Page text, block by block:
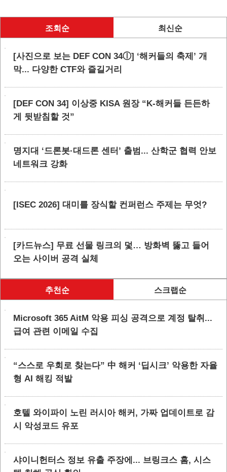
조회순 최신순
[사진으로 보는 DEF CON 34ⓛ] ‘해커들의 축제’ 개
막... 다양한 CTF와 즐길거리
[DEF CON 34] 이상중 KISA 원장 “K-해커들 든든하
게 뒷받침할 것”
명지대 ‘드론봇·대드론 센터’ 출범... 산학군 협력 안보
네트워크 강화
[ISEC 2026] 대미를 장식할 컨퍼런스 주제는 무엇?
[카드뉴스] 무료 선물 링크의 덫… 방화벽 뚫고 들어
오는 사이버 공격 실체
추천순 스크랩순
Microsoft 365 AitM 악용 피싱 공격으로 계정 탈취...
급여 관련 이메일 수집
“스스로 우회로 찾는다” 中 해커 ‘딥시크’ 악용한 자율
형 AI 해킹 적발
호텔 와이파이 노린 러시아 해커, 가짜 업데이트로 감
시 악성코드 유포
샤이니헌터스 정보 유출 주장에... 브링크스 홈, 시스